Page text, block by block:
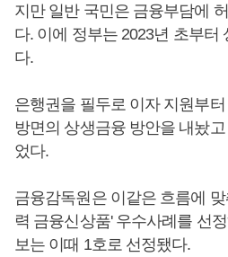
지만 일반 국민은 금융부담에
다. 이에 정부는 2023년 초부터
다.
은행권을 필두로 이자 지원부
방면의 상생금융 방안을 내놨
었다.
금융감독원은 이같은 흐름에
력 금융신상품' 우수사례를 선
보는 이때 1호로 선정됐다.